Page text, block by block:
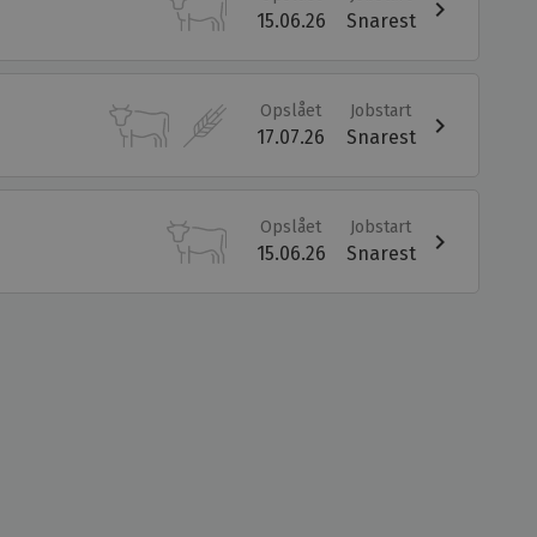
15.06.26 Snarest keyboard_arrow_right
Opslået
17.07.26
Jobstart
Snarest keyboard_arrow_right
Opslået
15.06.26
Jobstart
Snarest keyboard_arrow_right